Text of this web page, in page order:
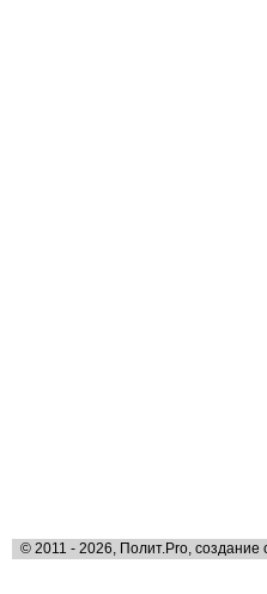
© 2011 - 2026, Полит.Pro, создание